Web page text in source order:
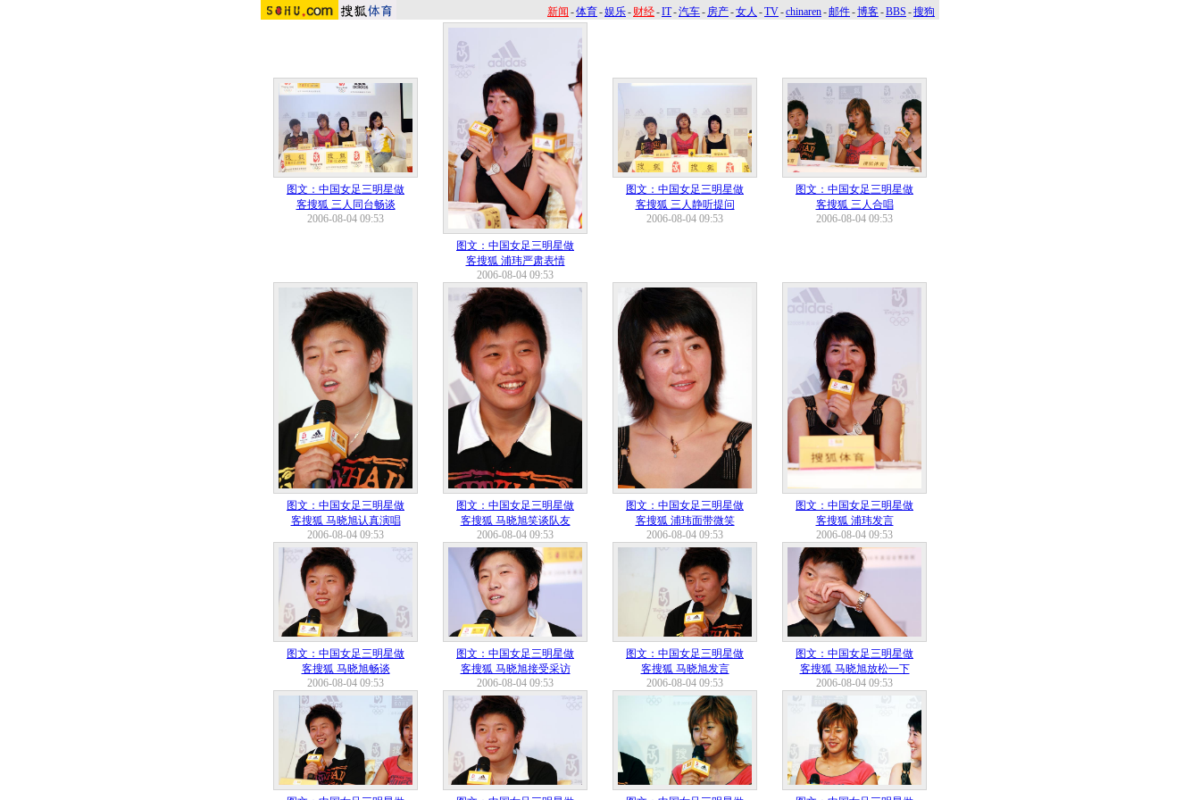
新闻 -体育-娱乐- 财经-IT-汽车- 房产-女人 -TV-chinaren-邮件-博客-BBS -搜狗
图文：中国女足三明星做
客搜狐 三人同台畅谈
2006-08-04 09:53
图文：中国女足三明星做
客搜狐 浦玮严肃表情
2006-08-04 09:53
图文：中国女足三明星做
客搜狐 三人静听提问
2006-08-04 09:53
图文：中国女足三明星做
客搜狐 三人合唱
2006-08-04 09:53
图文：中国女足三明星做
客搜狐 马晓旭认真演唱
2006-08-04 09:53
图文：中国女足三明星做
客搜狐 马晓旭笑谈队友
2006-08-04 09:53
图文：中国女足三明星做
客搜狐 浦玮面带微笑
2006-08-04 09:53
图文：中国女足三明星做
客搜狐 浦玮发言
2006-08-04 09:53
图文：中国女足三明星做
客搜狐 马晓旭畅谈
2006-08-04 09:53
图文：中国女足三明星做
客搜狐 马晓旭接受采访
2006-08-04 09:53
图文：中国女足三明星做
客搜狐 马晓旭发言
2006-08-04 09:53
图文：中国女足三明星做
客搜狐 马晓旭放松一下
2006-08-04 09:53